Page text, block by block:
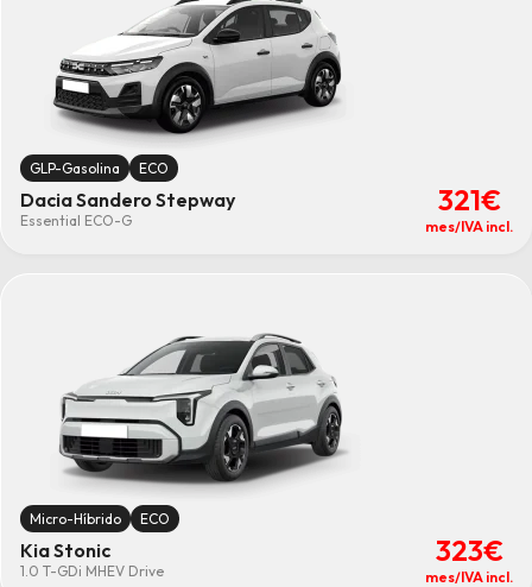
GLP-Gasolina ECO
Dacia Sandero Stepway
Essential ECO-G
321€
mes/IVA incl.
Micro-Híbrido ECO
Kia Stonic
1.0 T-GDi MHEV Drive
323€
mes/IVA incl.